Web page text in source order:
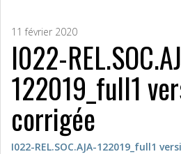
11 février 2020
I022-
122019_full1
corrigée
I022-REL.SOC.AJA-122019_full1